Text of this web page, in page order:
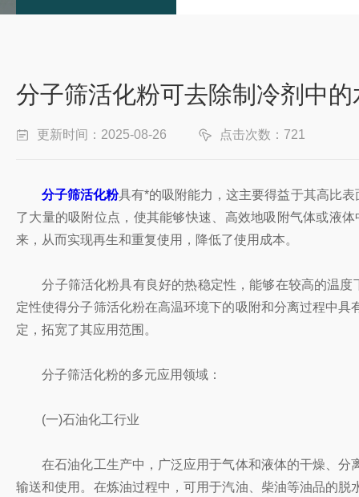
分子筛活化粉可去除制冷剂中
更新时间：2025-08-26 点击次数：721
分子筛活化粉具有*的吸附能力，这主要得益于其高比
了大量的吸附位点，使其能够快速、高效地吸附气体或液
来，从而实现再生和重复使用，降低了使用成本。
分子筛活化粉具有良好的热稳定性，能够在较高的温度
定性使得分子筛活化粉在高温环境下的吸附和分离过程中
定，拓宽了其应用范围。
分子筛活化粉的多元应用领域：
(一)石油化工行业
在石油化工生产中，广泛应用于气体和液体的干燥、分
输送和使用。在炼油过程中，可用于汽油、柴油等油品的